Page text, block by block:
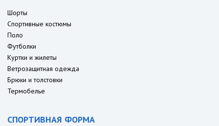
Шорты
Спортивные костюмы
Поло
Футболки
Куртки и жилеты
Ветрозащитная одежда
Брюки и толстовки
Термобелье
СПОРТИВНАЯ ФОРМА